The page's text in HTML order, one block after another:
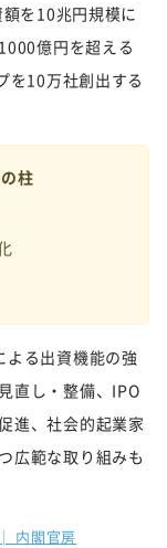
を10兆円規模に
億円を超える
を10万社創出する
柱
よる出資機能の強
直し・整備、IPO
進、社会的起業家
広範な取り組みも
内閣官房